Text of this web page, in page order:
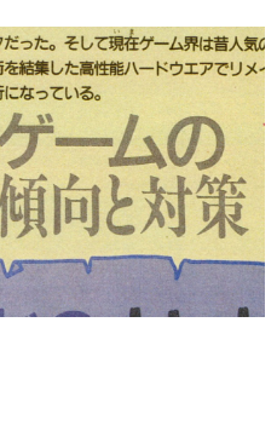
受けた作家さんに取材し、ゲームが
やカルチャーに与えた影響を探る企
ム産業史
史における主要なトピック・タイト
発者へのインタビューや識者による
歴史が一望できる決定版！
ームクリエイターの青春〜
箸』等で知られるマンガ家・田中圭
界レポートマンガです。
白い？